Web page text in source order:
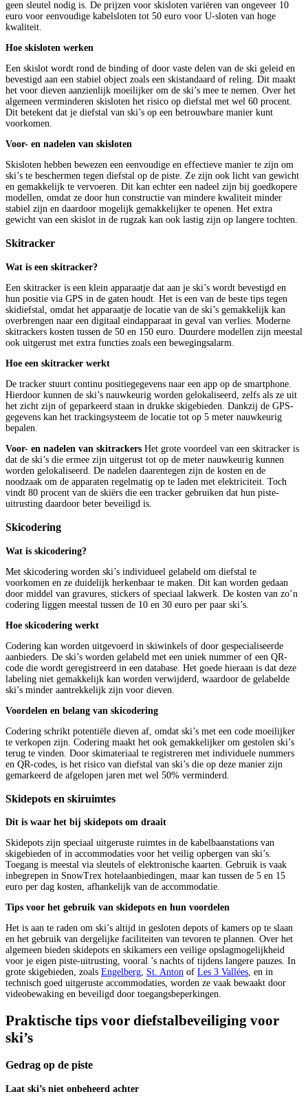
geen sleutel nodig is. De prijzen voor skisloten variëren van ongeveer 10
euro voor eenvoudige kabelsloten tot 50 euro voor U-sloten van hoge
kwaliteit.
Hoe skisloten werken
Een skislot wordt rond de binding of door vaste delen van de ski geleid en
bevestigd aan een stabiel object zoals een skistandaard of reling. Dit maakt
het voor dieven aanzienlijk moeilijker om de ski’s mee te nemen. Over het
algemeen verminderen skisloten het risico op diefstal met wel 60 procent.
Dit betekent dat je diefstal van ski’s op een betrouwbare manier kunt
voorkomen.
Voor- en nadelen van skisloten
Skisloten hebben bewezen een eenvoudige en effectieve manier te zijn om
ski’s te beschermen tegen diefstal op de piste. Ze zijn ook licht van gewicht
en gemakkelijk te vervoeren. Dit kan echter een nadeel zijn bij goedkopere
modellen, omdat ze door hun constructie van mindere kwaliteit minder
stabiel zijn en daardoor mogelijk gemakkelijker te openen. Het extra
gewicht van een skislot in de rugzak kan ook lastig zijn op langere tochten.
Skitracker
Wat is een skitracker?
Een skitracker is een klein apparaatje dat aan je ski’s wordt bevestigd en
hun positie via GPS in de gaten houdt. Het is een van de beste tips tegen
skidiefstal, omdat het apparaatje de locatie van de ski’s gemakkelijk kan
overbrengen naar een digitaal eindapparaat in geval van verlies. Moderne
skitrackers kosten tussen de 50 en 150 euro. Duurdere modellen zijn meestal
ook uitgerust met extra functies zoals een bewegingsalarm.
Hoe een skitracker werkt
De tracker stuurt continu positiegegevens naar een app op de smartphone.
Hierdoor kunnen de ski’s nauwkeurig worden gelokaliseerd, zelfs als ze uit
het zicht zijn of geparkeerd staan in drukke skigebieden. Dankzij de GPS-
gegevens kan het trackingsysteem de locatie tot op 5 meter nauwkeurig
bepalen.
Voor- en nadelen van skitrackers Het grote voordeel van een skitracker is
dat de ski’s die ermee zijn uitgerust tot op de meter nauwkeurig kunnen
worden gelokaliseerd. De nadelen daarentegen zijn de kosten en de
noodzaak om de apparaten regelmatig op te laden met elektriciteit. Toch
vindt 80 procent van de skiërs die een tracker gebruiken dat hun piste-
uitrusting daardoor beter beveiligd is.
Skicodering
Wat is skicodering?
Met skicodering worden ski’s individueel gelabeld om diefstal te
voorkomen en ze duidelijk herkenbaar te maken. Dit kan worden gedaan
door middel van gravures, stickers of speciaal lakwerk. De kosten van zo’n
codering liggen meestal tussen de 10 en 30 euro per paar ski’s.
Hoe skicodering werkt
Codering kan worden uitgevoerd in skiwinkels of door gespecialiseerde
aanbieders. De ski’s worden gelabeld met een uniek nummer of een QR-
code die wordt geregistreerd in een database. Het goede hieraan is dat deze
labeling niet gemakkelijk kan worden verwijderd, waardoor de gelabelde
ski’s minder aantrekkelijk zijn voor dieven.
Voordelen en belang van skicodering
Codering schrikt potentiële dieven af, omdat ski’s met een code moeilijker
te verkopen zijn. Codering maakt het ook gemakkelijker om gestolen ski’s
terug te vinden. Door skimateriaal te registreren met individuele nummers
en QR-codes, is het risico van diefstal van ski’s die op deze manier zijn
gemarkeerd de afgelopen jaren met wel 50% verminderd.
Skidepots en skiruimtes
Dit is waar het bij skidepots om draait
Skidepots zijn speciaal uitgeruste ruimtes in de kabelbaanstations van
skigebieden of in accommodaties voor het veilig opbergen van ski’s.
Toegang is meestal via sleutels of elektronische kaarten. Gebruik is vaak
inbegrepen in SnowTrex hotelaanbiedingen, maar kan tussen de 5 en 15
euro per dag kosten, afhankelijk van de accommodatie.
Tips voor het gebruik van skidepots en hun voordelen
Het is aan te raden om ski’s altijd in gesloten depots of kamers op te slaan
en het gebruik van dergelijke faciliteiten van tevoren te plannen. Over het
algemeen bieden skidepots en skikamers een veilige opslagmogelijkheid
voor je eigen piste-uitrusting, vooral ’s nachts of tijdens langere pauzes. In
grote skigebieden, zoals Engelberg, St. Anton of Les 3 Vallées, en in
technisch goed uitgeruste accommodaties, worden ze vaak bewaakt door
videobewaking en beveiligd door toegangsbeperkingen.
Praktische tips voor diefstalbeveiliging voor
ski’s
Gedrag op de piste
Laat ski’s niet onbeheerd achter